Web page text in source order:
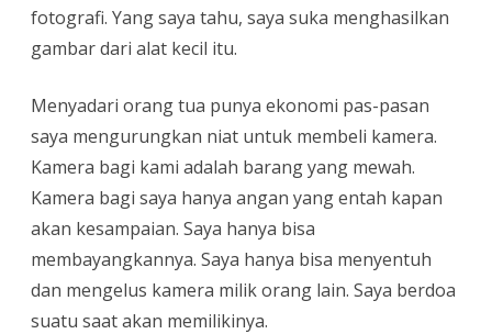
fotografi. Yang saya tahu, saya suka menghasilkan
gambar dari alat kecil itu.
Menyadari orang tua punya ekonomi pas-pasan
saya mengurungkan niat untuk membeli kamera.
Kamera bagi kami adalah barang yang mewah.
Kamera bagi saya hanya angan yang entah kapan
akan kesampaian. Saya hanya bisa
membayangkannya. Saya hanya bisa menyentuh
dan mengelus kamera milik orang lain. Saya berdoa
suatu saat akan memilikinya.